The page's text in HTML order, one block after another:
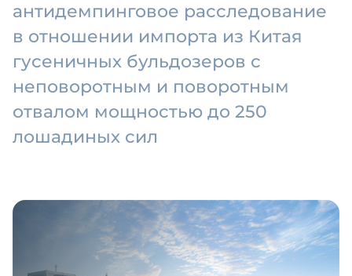
антидемпинговое расследование
в отношении импорта из Китая
гусеничных бульдозеров с
неповоротным и поворотным
отвалом мощностью до 250
лошадиных сил